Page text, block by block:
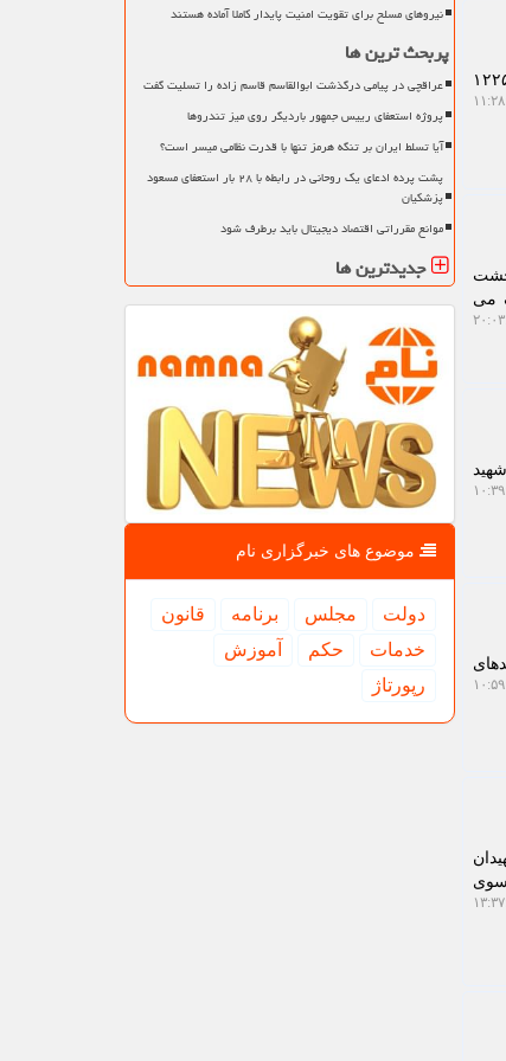
نام، عضو کمیسیون انرژی مجلس اظهار داشت: رشد ظرفیت نیروگاه های تجدیدپذیر از حدود ۱۲۲۵
خشت
می
نیروهای مسلح برای تقویت امنیت پایدار کاملا آماده هستند
پربحث ترین ها
عراقچی در پیامی درگذشت ابوالقاسم قاسم زاده را تسلیت گفت
پروژه استعفای رییس جمهور باردیگر روی میز تندروها
آیا تسلط ایران بر تنگه هرمز تنها با قدرت نظامی میسر است؟
پشت پرده ادعای یک روحانی در رابطه با ۲۸ بار استعفای مسعود
پزشکیان
موانع مقرراتی اقتصاد دیجیتال باید برطرف شود
جدیدترین ها
موضوع های خبرگزاری نام
دولت مجلس برنامه
قانون
خدمات
حكم
آموزش
رپورتاژ